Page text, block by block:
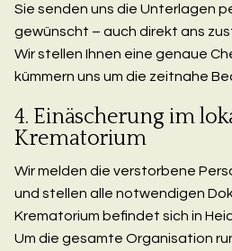
Sie senden uns die Unterlagen
gewünscht – auch direkt ans
Wir stellen Ihnen eine genaue
kümmern uns um die zeitnahe
4. Einäscherung im
Krematorium
Wir melden die verstorbene
und stellen alle notwendigen
Krematorium befindet sich in
Um die gesamte Organisation